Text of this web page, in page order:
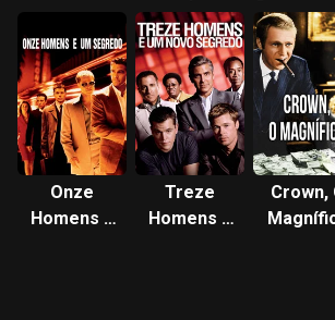
Onze
Homens e
Treze
Homens e
Crown,